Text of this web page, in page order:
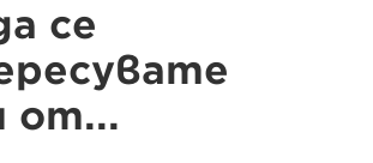
се
от...